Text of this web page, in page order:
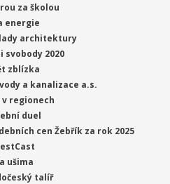
za školou
energie
architektury
svobody 2020
zblízka
a kanalizace a.s.
v regionech
duel
cen Žebřík za rok 2025
ušima
talíř